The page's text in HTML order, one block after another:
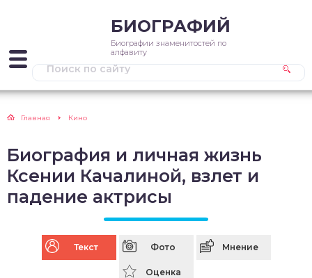
БИОГРАФИЙ
Биографии знаменитостей по
алфавиту
Главная Кино
Биография и личная жизнь
Ксении Качалиной, взлет и
падение актрисы
Текст Фото Мнение
Оценка